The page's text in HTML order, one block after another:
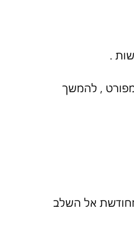
.
מפורט , להמשך
אל השלב